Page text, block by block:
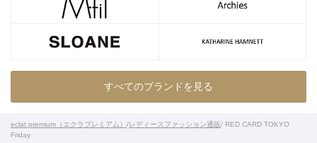
すべてのブランドを見る
eclat premium（エクラプレミアム） /レディースファッション通販/ RED CARD TOKYO
Friday